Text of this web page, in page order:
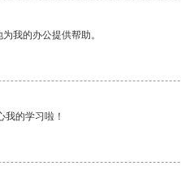
我的办公提供帮助。
我的学习啦！